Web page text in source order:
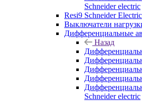
Schneider electric
Resi9 Schneider Electric
Выключатели
Дифференциальные
Назад
Schneider electric